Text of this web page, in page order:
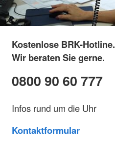
Kostenlose BRK-Hotline.
Wir beraten Sie gerne.
0800 90 60 777
Infos rund um die Uhr
Kontaktformular